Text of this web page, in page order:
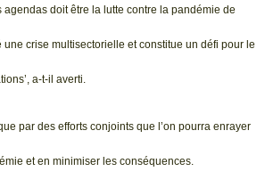
agendas doit être la lutte contre la pandémie de
crise multisectorielle et constitue un défi pour le
a-t-il averti.
par des efforts conjoints que l’on pourra enrayer
et en minimiser les conséquences.